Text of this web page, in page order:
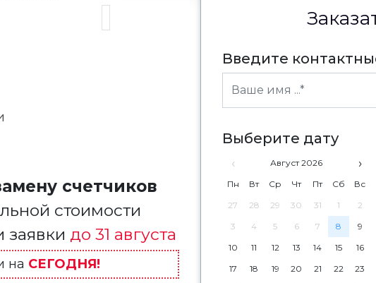
счетчиков
стоимости
заявки до 31 августа
на СЕГОДНЯ!
Введите
Выберите дату
‹ Август 2026 ›
Пн Вт Ср Чт Пт Сб
Вс
27
28 29 30 31 1
2
3
4 5 6 7 8
9
10
11 12 13 14 15
16
17
18 19 20 21 22
23